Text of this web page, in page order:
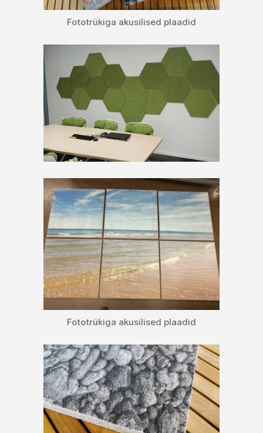
Fototrükiga akusilised plaadid
Fototrükiga akusilised plaadid